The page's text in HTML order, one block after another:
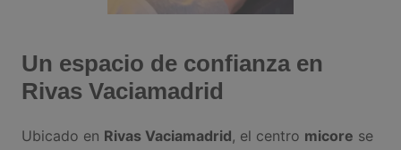
Un espacio de confianza en
Rivas Vaciamadrid
Ubicado en Rivas Vaciamadrid, el centro micore se